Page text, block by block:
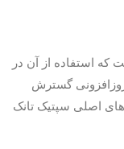
که استفاده از آن در
گسترش
های اصلی سپتیک تانک